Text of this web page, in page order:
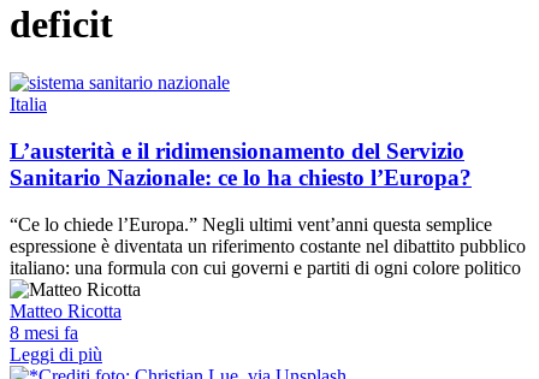
deficit
Italia
L’austerità e il ridimensionamento del Servizio
Sanitario Nazionale: ce lo ha chiesto l’Europa?
“Ce lo chiede l’Europa.” Negli ultimi vent’anni questa semplice
espressione è diventata un riferimento costante nel dibattito pubblico
italiano: una formula con cui governi e partiti di ogni colore politico
Matteo Ricotta
8 mesi fa
Leggi di più